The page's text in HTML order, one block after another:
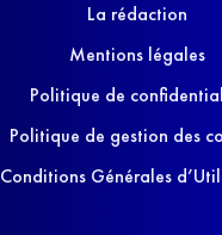
La rédaction
Mentions légales
Politique de
Politique de gestion des
Conditions Générales